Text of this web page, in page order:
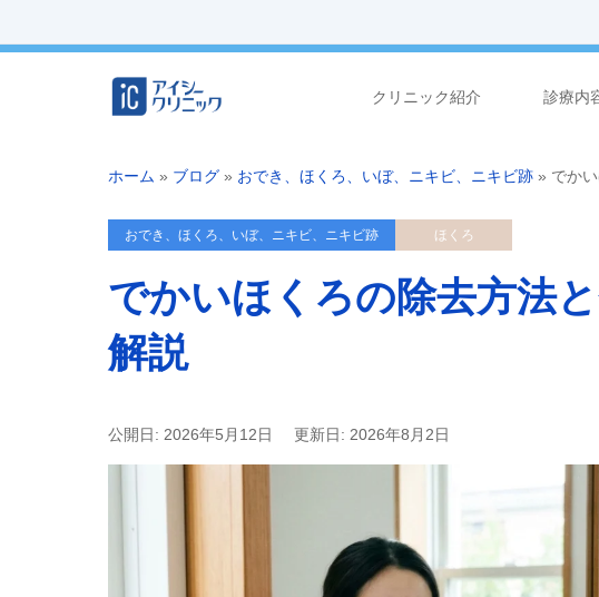
クリニック紹介 診療内
ホーム » ブログ » おでき、ほくろ、いぼ、ニキビ、ニキビ跡 » でか
おでき、ほくろ、いぼ、ニキビ、ニキビ跡 ほくろ
でかいほくろの除去方法
解説
公開日: 2026年5月12日 更新日: 2026年8月2日